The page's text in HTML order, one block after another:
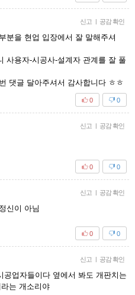
신고 | 공감 확인
분을 현업 입장에서 잘 말해주셔
사용자-시공사-설계자 관계를 잘 풀
댓글 달아주셔서 감사합니다 ㅎㅎ
0
0
신고 | 공감 확인
0
0
신고 | 공감 확인
신이 아님
0
0
신고 | 공감 확인
공업자들이다 옆에서 봐도 개판치는
는 개소리야